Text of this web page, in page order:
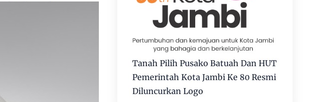
Tanah Pilih Pusako Batuah Dan HUT
Pemerintah Kota Jambi Ke 80 Resmi
Diluncurkan Logo